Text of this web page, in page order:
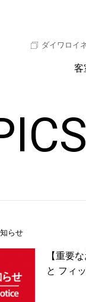
ダイワロイ
客
らせ
【重要
と フィ